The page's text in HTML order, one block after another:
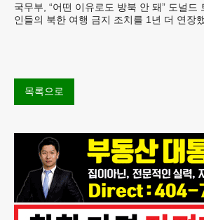
국무부, “어떤 이유로도 방북 안 돼” 도널드
인들의 북한 여행 금지 조치를 1년 더 연장
목록으로